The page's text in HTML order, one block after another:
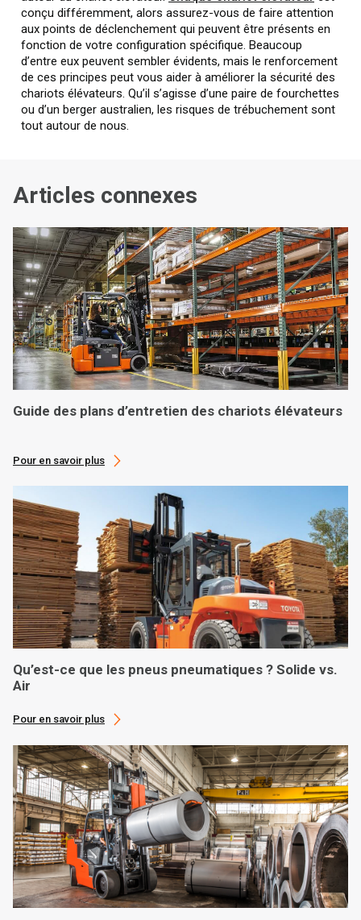
conçu différemment, alors assurez-vous de faire attention
aux points de déclenchement qui peuvent être présents en
fonction de votre configuration spécifique. Beaucoup
d’entre eux peuvent sembler évidents, mais le renforcement
de ces principes peut vous aider à améliorer la sécurité des
chariots élévateurs. Qu’il s’agisse d’une paire de fourchettes
ou d’un berger australien, les risques de trébuchement sont
tout autour de nous.
Articles connexes
Guide des plans d’entretien des chariots élévateurs
Pour en savoir plus
Qu’est-ce que les pneus pneumatiques ? Solide vs.
Air
Pour en savoir plus